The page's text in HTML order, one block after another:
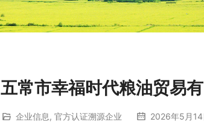
五常市幸福时代粮油贸易
企业信息, 官方认证溯源企业 2026年5月